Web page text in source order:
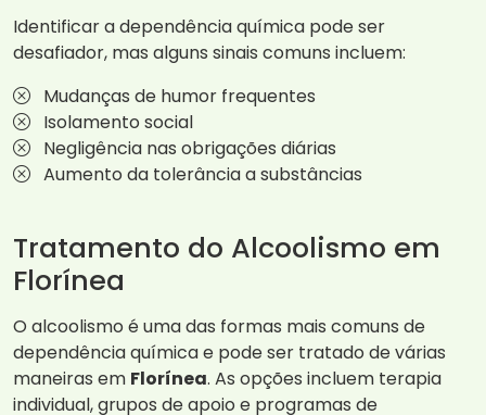
Identificar a dependência química pode ser
desafiador, mas alguns sinais comuns incluem:
Mudanças de humor frequentes
Isolamento social
Negligência nas obrigações diárias
Aumento da tolerância a substâncias
Tratamento do Alcoolismo em
Florínea
O alcoolismo é uma das formas mais comuns de
dependência química e pode ser tratado de várias
maneiras em Florínea. As opções incluem terapia
individual, grupos de apoio e programas de